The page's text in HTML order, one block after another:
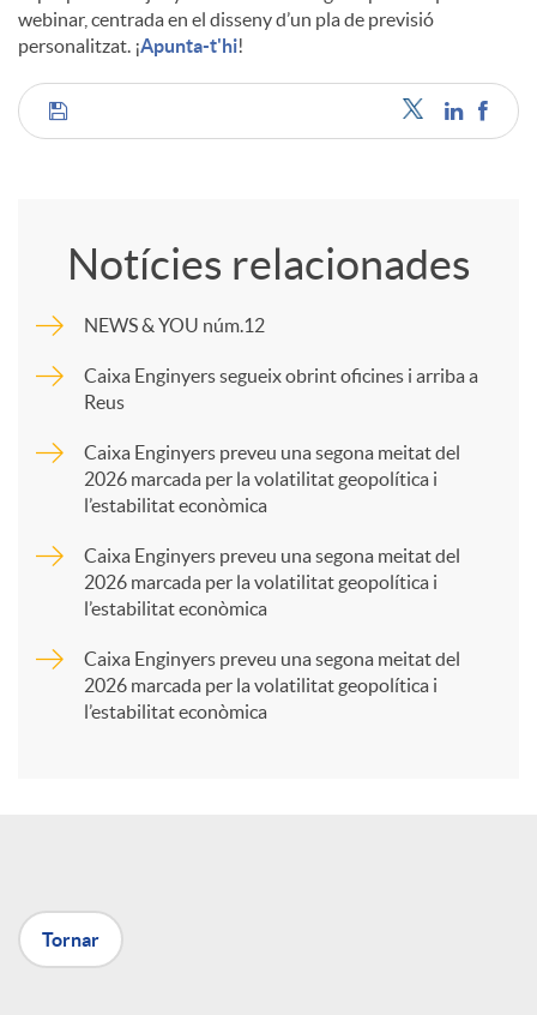
webinar, centrada en el disseny d’un pla de previsió
personalitzat. ¡Apunta-t'hi!
C
m
p
a
X
Notícies relacionades
NEWS & YOU núm.12
Caixa Enginyers segueix obrint oficines i arriba a
Reus
Caixa Enginyers preveu una segona meitat del
2026 marcada per la volatilitat geopolítica i
l’estabilitat econòmica
Caixa Enginyers preveu una segona meitat del
2026 marcada per la volatilitat geopolítica i
l’estabilitat econòmica
Caixa Enginyers preveu una segona meitat del
2026 marcada per la volatilitat geopolítica i
l’estabilitat econòmica
Tornar